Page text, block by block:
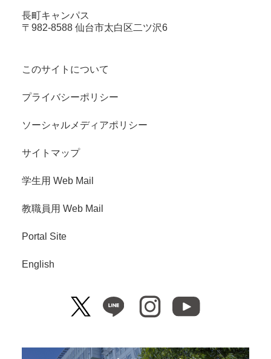
長町キャンパス
〒982-8588 仙台市太白区二ツ沢6
このサイトについて
プライバシーポリシー
ソーシャルメディアポリシー
サイトマップ
学生用 Web Mail
教職員用 Web Mail
Portal Site
English